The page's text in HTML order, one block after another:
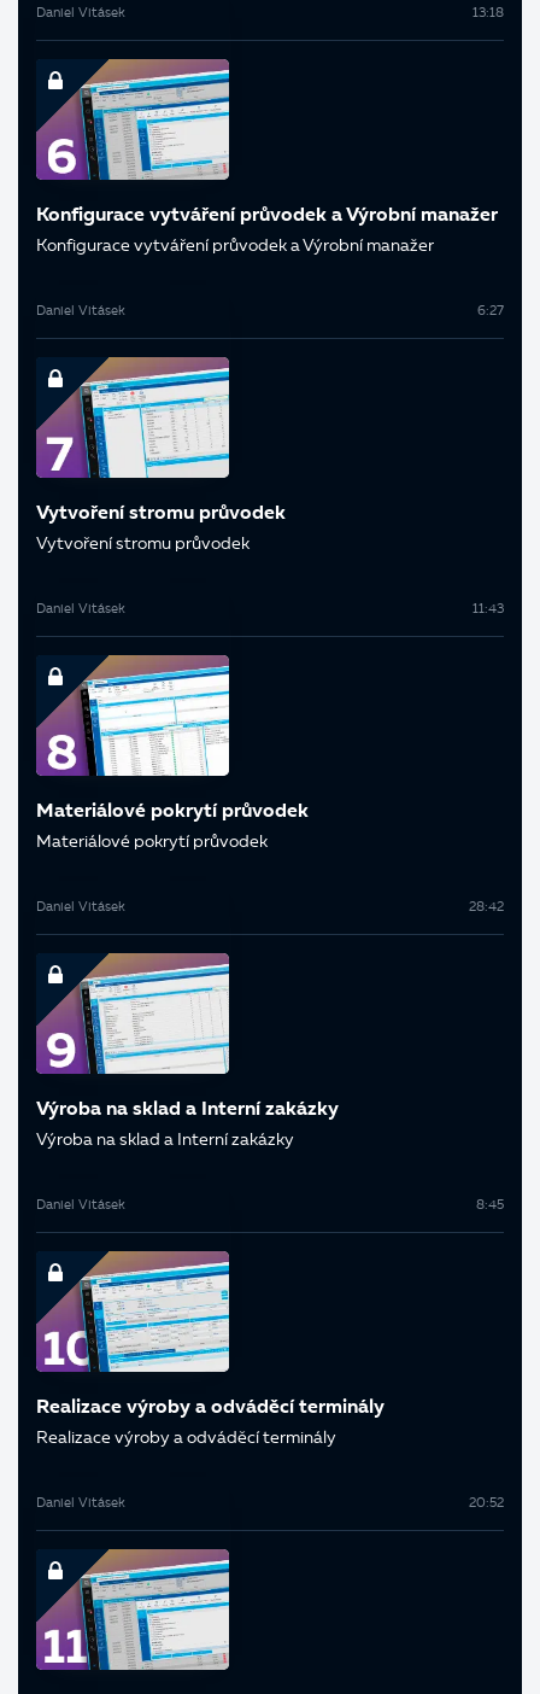
Daniel Vitásek 13:18
Konfigurace vytváření průvodek a Výrobní manažer
Konfigurace vytváření průvodek a Výrobní manažer
Daniel Vitásek 6:27
Vytvoření stromu průvodek
Vytvoření stromu průvodek
Daniel Vitásek 11:43
Materiálové pokrytí průvodek
Materiálové pokrytí průvodek
Daniel Vitásek 28:42
Výroba na sklad a Interní zakázky
Výroba na sklad a Interní zakázky
Daniel Vitásek 8:45
Realizace výroby a odváděcí terminály
Realizace výroby a odváděcí terminály
Daniel Vitásek 20:52